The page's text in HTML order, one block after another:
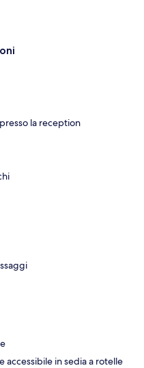
la reception
accessibile in sedia a rotelle